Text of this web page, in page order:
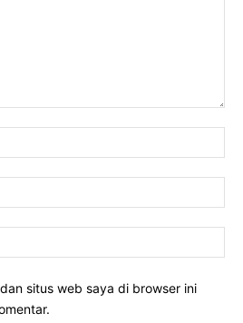
situs web saya di browser ini